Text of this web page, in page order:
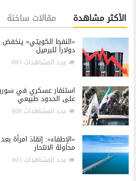
الأكثر مشاهدة مقالات ساخنة
دولاراً للبرميل
عدد المشاهدات 885
استنفار عسكري في
على الحدود طبيعي
عدد المشاهدات 808
«الإطفاء»: إنقاذ امرأة
محاولة الانتحار
عدد المشاهدات 801